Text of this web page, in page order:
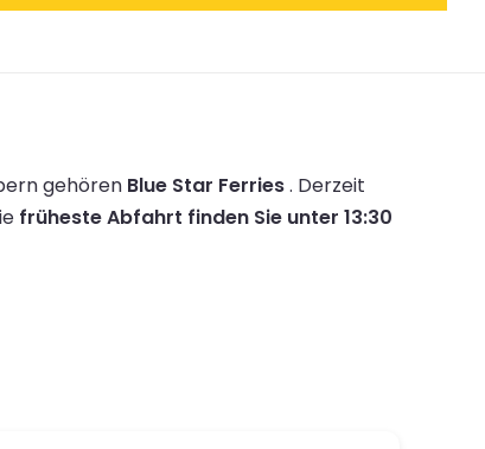
gehören Blue Star Ferries. Derzeit
früheste Abfahrt finden Sie unter 13:30